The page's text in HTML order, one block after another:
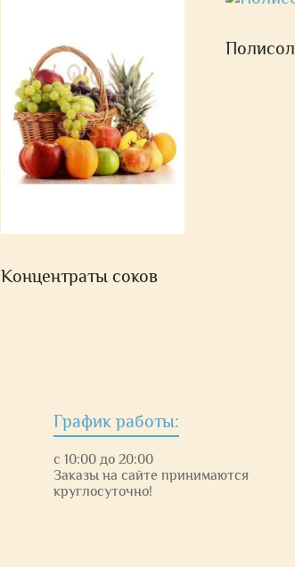
Концентраты соков
Полисол
График работы:
с 10:00 до 20:00
Заказы на сайте принимаются
круглосуточно!